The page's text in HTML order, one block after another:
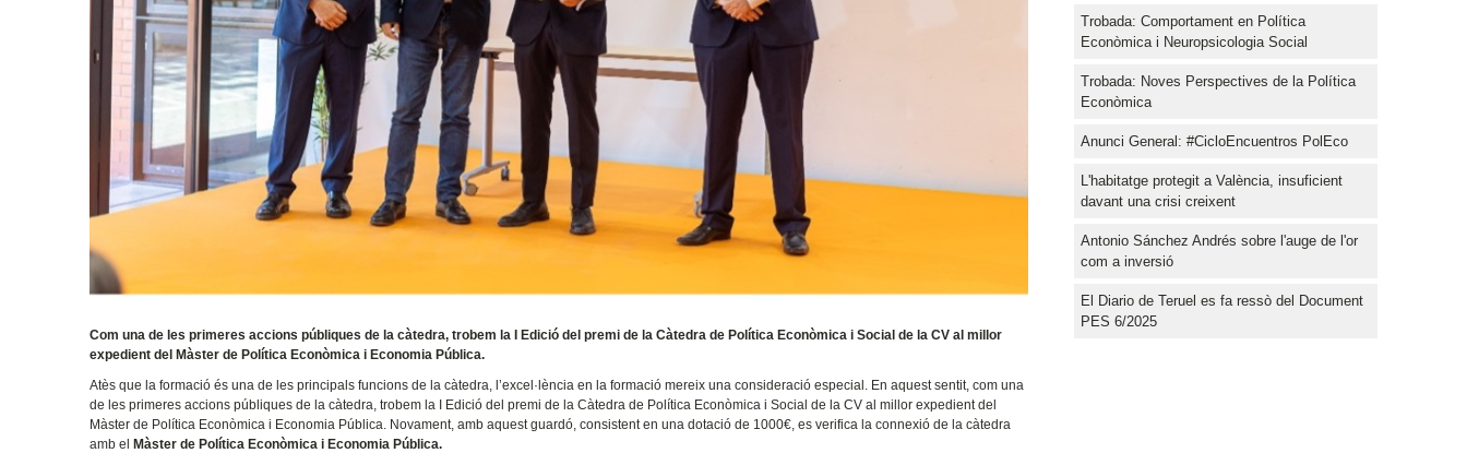
Com una de les primeres accions públiques de la càtedra, trobem la I Edició del premi de la Càtedra de Política Econòmica i Social de la CV al millor
expedient del Màster de Política Econòmica i Economia Pública.
Atès que la formació és una de les principals funcions de la càtedra, l’excel·lència en la formació mereix una consideració especial. En aquest sentit, com una
de les primeres accions públiques de la càtedra, trobem la I Edició del premi de la Càtedra de Política Econòmica i Social de la CV al millor expedient del
Màster de Política Econòmica i Economia Pública. Novament, amb aquest guardó, consistent en una dotació de 1000€, es verifica la connexió de la càtedra
amb el
Màster de Política Econòmica i Economia Pública.
Trobada: Comportament en Política
Econòmica i Neuropsicologia Social
Trobada: Noves Perspectives de la Política
Econòmica
Anunci General: #CicloEncuentros PolEco
L'habitatge protegit a València, insuficient
davant una crisi creixent
Antonio Sánchez Andrés sobre l'auge de l'or
com a inversió
El Diario de Teruel es fa ressò del Document
PES 6/2025